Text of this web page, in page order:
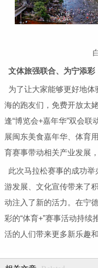
文体旅强联合、为宁添彩
为了让大家能够更好地
海的跑友们，免费开放太
逢“博览会+嘉年华”双会
展闽东美食嘉年华、体育
育赛事带动相关产业发展
此次马拉松赛事的成功
游发展、文化宣传带来了
动注入了新的活力。在宁
彩的“体育+”赛事活动持
活的人们带来更多新乐趣